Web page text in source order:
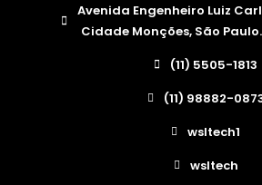
Avenida Engenheiro Luiz
Cidade Monções, São Paulo.
(11) 5505-1813
(11) 98882-
wsltech1
wsltech